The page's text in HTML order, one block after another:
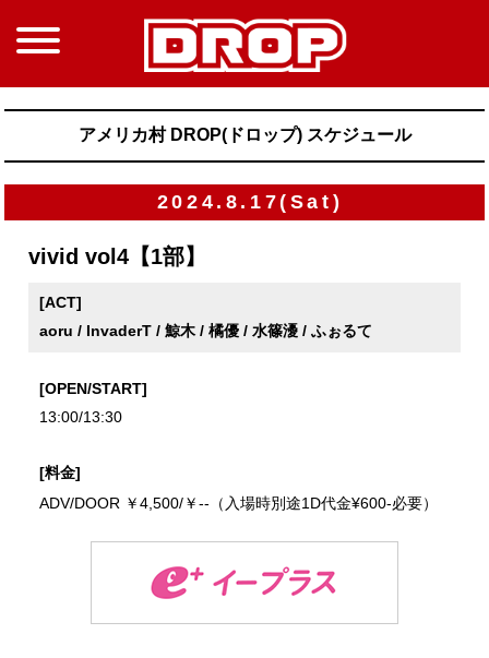
アメリカ村 DROP(ドロップ) スケジュール
2024.8.17(Sat)
vivid vol4【1部】
[ACT]
aoru / InvaderT / 鯨木 / 橘優 / 水篠瀀 / ふぉるて
[OPEN/START]
13:00/13:30
[料金]
ADV/DOOR ￥4,500/￥--（入場時別途1D代金¥600-必要）